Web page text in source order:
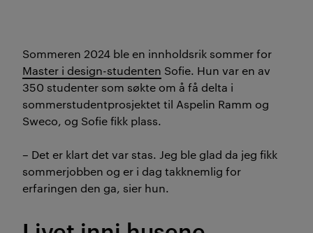
Sommeren 2024 ble en innholdsrik sommer for
Master i design-studenten Sofie. Hun var en av
350 studenter som søkte om å få delta i
sommerstudentprosjektet til Aspelin Ramm og
Sweco, og Sofie fikk plass.
– Det er klart det var stas. Jeg ble glad da jeg fikk
sommerjobben og er i dag takknemlig for
erfaringen den ga, sier hun.